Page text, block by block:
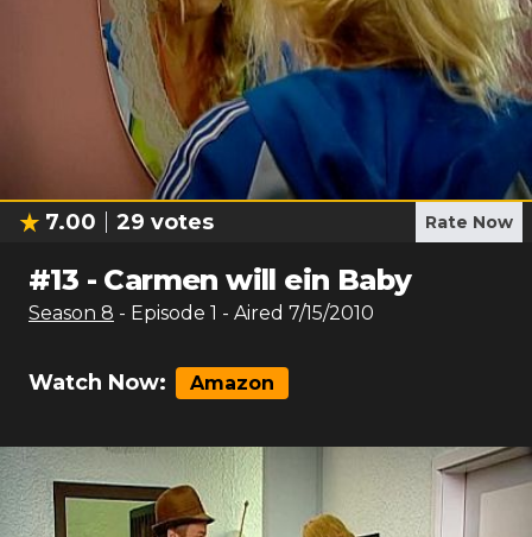
7.00 29 votes Rate Now
#13 - Carmen will ein Baby
Season 8 - Episode 1 - Aired 7/15/2010
Watch Now: Amazon